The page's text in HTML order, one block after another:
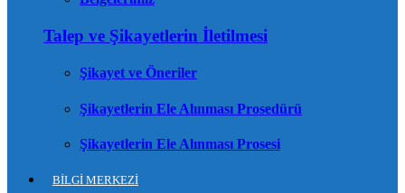
Talep ve Şikayetlerin İletilmesi
Şikayet ve Öneriler
Şikayetlerin Ele Alınması Prosedürü
Şikayetlerin Ele Alınması Prosesi
BİLGİ MERKEZİ